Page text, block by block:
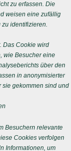
zu erfassen. Die
weisen eine zufällig
identifizieren.
Das Cookie wird
wie Besucher eine
über den
in anonymisierter
sie gekommen sind und
Besuchern relevante
Cookies verfolgen
Informationen, um